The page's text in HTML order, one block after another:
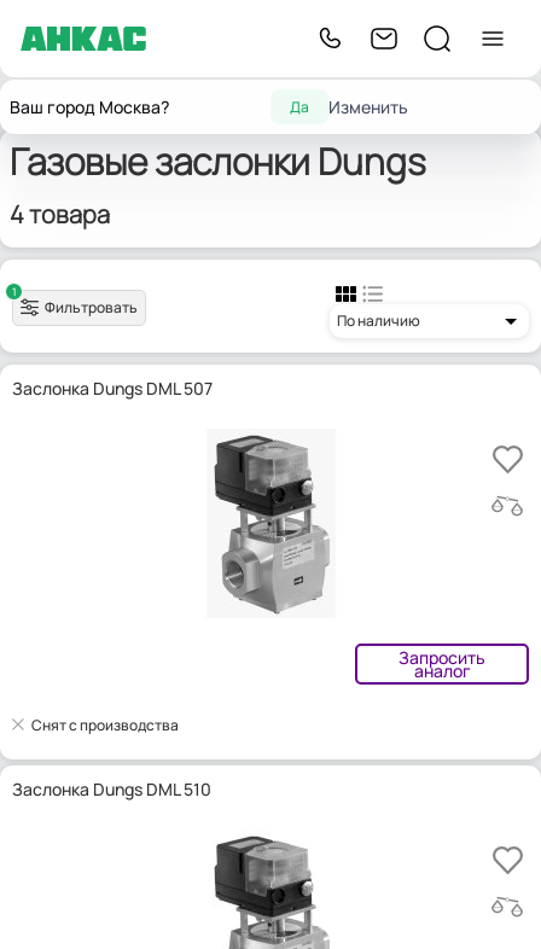
Ваш город Москва? Да Изменить
Главнаягорелок
Сервоприводызаслонки
Газовые заслонки Dungs
4 товара
1
Фильтровать
По наличию
Заслонка Dungs DML 507
Запросить
аналог
Снят с производства
Заслонка Dungs DML 510